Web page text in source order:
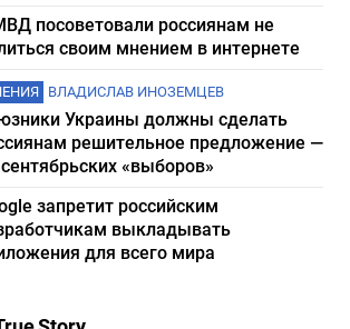
посоветовали россиянам не
своим мнением в интернете
ВЛАДИСЛАВ ИНОЗЕМЦЕВ
Украины должны сделать
решительное предложение —
«выборов»
запретит российским
выкладывать
для всего мира